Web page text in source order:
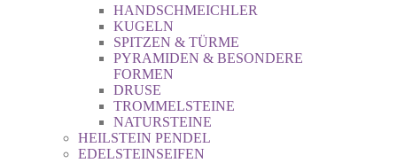
HANDSCHMEICHLER
KUGELN
SPITZEN & TÜRME
PYRAMIDEN & BESONDERE
FORMEN
DRUSE
TROMMELSTEINE
NATURSTEINE
HEILSTEIN PENDEL
EDELSTEINSEIFEN